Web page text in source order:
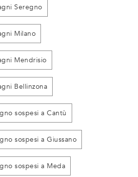
Seregno
Milano
Mendrisio
Bellinzona
sospesi a Cantù
sospesi a Giussano
sospesi a Meda